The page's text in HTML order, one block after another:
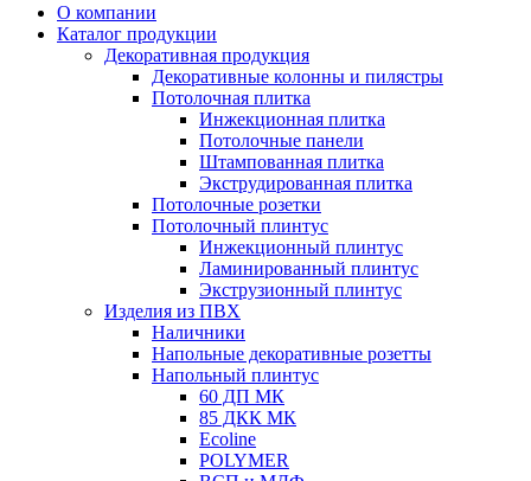
О компании
Каталог продукции
Декоративная продукция
Декоративные колонны и пилястры
Потолочная плитка
Инжекционная плитка
Потолочные панели
Штампованная плитка
Экструдированная плитка
Потолочные розетки
Потолочный плинтус
Инжекционный плинтус
Ламинированный плинтус
Экструзионный плинтус
Изделия из ПВХ
Наличники
Напольные декоративные розетты
Напольный плинтус
60 ДП МК
85 ДКК МК
Ecoline
POLYMER